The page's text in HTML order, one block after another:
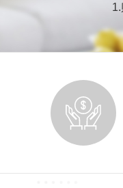
1.